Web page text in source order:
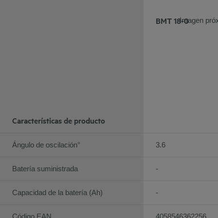
Características de producto
Ángulo de oscilación°
Batería suministrada
Capacidad de la batería (Ah)
Código EAN
Imagen
BMT 18-0
3.6
-
-
4058546362256